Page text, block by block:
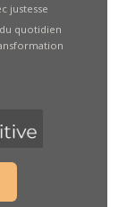
justesse
quotidien